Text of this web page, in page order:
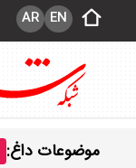
EN
AR
موضوعات داغ: